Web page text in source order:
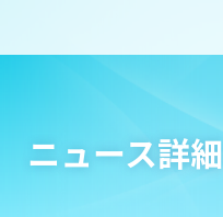
ニュース詳細